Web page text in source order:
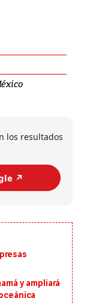
los resultados
↗️
y ampliará